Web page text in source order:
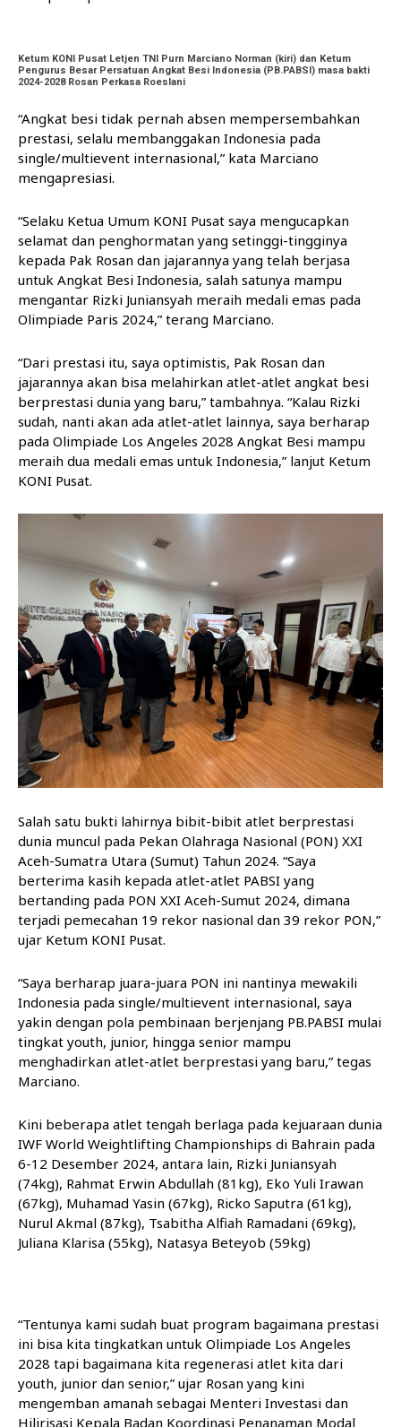
Ketum KONI Pusat Letjen TNI Purn Marciano Norman (kiri) dan Ketum
Pengurus Besar Persatuan Angkat Besi Indonesia (PB.PABSI) masa bakti
2024-2028 Rosan Perkasa Roeslani
“Angkat besi tidak pernah absen mempersembahkan
prestasi, selalu membanggakan Indonesia pada
single/multievent internasional,” kata Marciano
mengapresiasi.
“Selaku Ketua Umum KONI Pusat saya mengucapkan
selamat dan penghormatan yang setinggi-tingginya
kepada Pak Rosan dan jajarannya yang telah berjasa
untuk Angkat Besi Indonesia, salah satunya mampu
mengantar Rizki Juniansyah meraih medali emas pada
Olimpiade Paris 2024,” terang Marciano.
“Dari prestasi itu, saya optimistis, Pak Rosan dan
jajarannya akan bisa melahirkan atlet-atlet angkat besi
berprestasi dunia yang baru,” tambahnya. “Kalau Rizki
sudah, nanti akan ada atlet-atlet lainnya, saya berharap
pada Olimpiade Los Angeles 2028 Angkat Besi mampu
meraih dua medali emas untuk Indonesia,” lanjut Ketum
KONI Pusat.
Salah satu bukti lahirnya bibit-bibit atlet berprestasi
dunia muncul pada Pekan Olahraga Nasional (PON) XXI
Aceh-Sumatra Utara (Sumut) Tahun 2024. “Saya
berterima kasih kepada atlet-atlet PABSI yang
bertanding pada PON XXI Aceh-Sumut 2024, dimana
terjadi pemecahan 19 rekor nasional dan 39 rekor PON,”
ujar Ketum KONI Pusat.
“Saya berharap juara-juara PON ini nantinya mewakili
Indonesia pada single/multievent internasional, saya
yakin dengan pola pembinaan berjenjang PB.PABSI mulai
tingkat youth, junior, hingga senior mampu
menghadirkan atlet-atlet berprestasi yang baru,” tegas
Marciano.
Kini beberapa atlet tengah berlaga pada kejuaraan dunia
IWF World Weightlifting Championships di Bahrain pada
6-12 Desember 2024, antara lain, Rizki Juniansyah
(74kg), Rahmat Erwin Abdullah (81kg), Eko Yuli Irawan
(67kg), Muhamad Yasin (67kg), Ricko Saputra (61kg),
Nurul Akmal (87kg), Tsabitha Alfiah Ramadani (69kg),
Juliana Klarisa (55kg), Natasya Beteyob (59kg)
“Tentunya kami sudah buat program bagaimana prestasi
ini bisa kita tingkatkan untuk Olimpiade Los Angeles
2028 tapi bagaimana kita regenerasi atlet kita dari
youth, junior dan senior,” ujar Rosan yang kini
mengemban amanah sebagai Menteri Investasi dan
Hilirisasi Kepala Badan Koordinasi Penanaman Modal